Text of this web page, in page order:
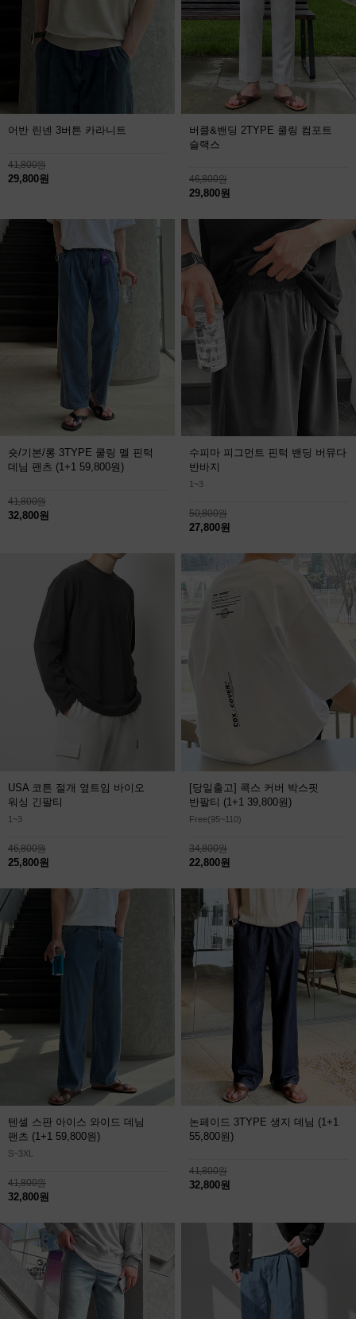
어반 린넨 3버튼 카라니트
41,800원
29,800원
버클&밴딩 2TYPE 쿨링 컴포트
슬랙스
46,800원
29,800원
숏/기본/롱 3TYPE 쿨링 멜 핀턱
데님 팬츠 (1+1 59,800원)
41,800원
32,800원
수피마 피그먼트 핀턱 밴딩 버뮤다
반바지
1~3
50,800원
27,800원
USA 코튼 절개 옆트임 바이오
워싱 긴팔티
1~3
46,800원
25,800원
[당일출고] 콕스 커버 박스핏
반팔티 (1+1 39,800원)
Free(95~110)
34,800원
22,800원
텐셀 스판 아이스 와이드 데님
팬츠 (1+1 59,800원)
S~3XL
41,800원
32,800원
논페이드 3TYPE 생지 데님 (1+1
55,800원)
41,800원
32,800원